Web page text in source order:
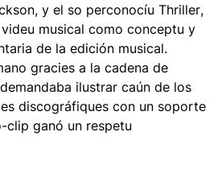
y el so perconocíu Thriller,
musical como conceptu y
de la edición musical.
gracies a la cadena de
ilustrar caún de los
discográfiques con un soporte
clip ganó un respetu